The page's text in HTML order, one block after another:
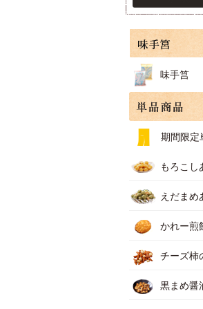
味手筥
期間限定
もろこし
えだまめ
かれー煎
チーズ柿
黒まめ醤